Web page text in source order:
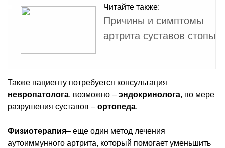
Читайте также:
Причины и симптомы
артрита суставов стопы
Также пациенту потребуется консультация
невропатолога, возможно – эндокринолога, по мере
разрушения суставов – ортопеда.
Физиотерапия– еще один метод лечения
аутоиммунного артрита, который помогает уменьшить